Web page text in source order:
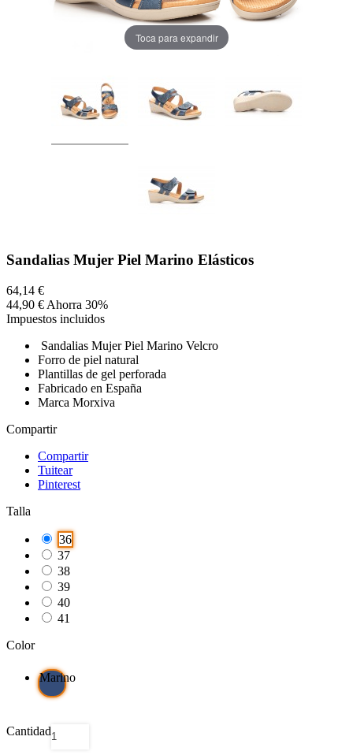
Toca para expandir
Sandalias Mujer Piel Marino Elásticos
64,14 €
44,90 € Ahorra 30%
Impuestos incluidos
Sandalias Mujer Piel Marino Velcro
Forro de piel natural
Plantillas de gel perforada
Fabricado en España
Marca Morxiva
Compartir
Compartir
Tuitear
Pinterest
Talla
36
37
38
39
40
41
Color
Marino
Cantidad